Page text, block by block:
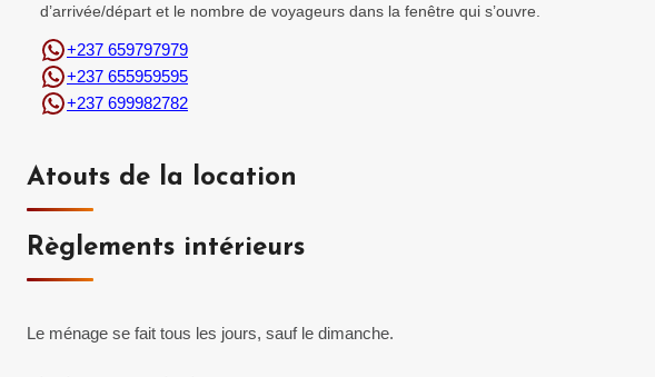
d’arrivée/départ et le nombre de voyageurs dans la fenêtre qui s’ouvre.
+237 659797979
+237 655959595
+237 699982782
Atouts de la location
Règlements intérieurs
Le ménage se fait tous les jours, sauf le dimanche.